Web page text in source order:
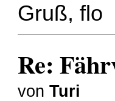
Gruß, flo
Re:
vonTuri